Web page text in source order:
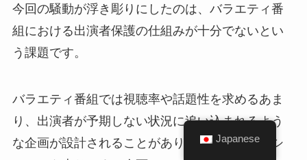
今回の騒動が浮き彫りにしたのは、バラエティ番
組における出演者保護の仕組みが十分でないとい
う課題です。
バラエティ番組では視聴率や話題性を求めるあま
り、出演者が予期しない状況に追い込まれるよう
な企画が設計されることがあります。「リアクシ
Japanese